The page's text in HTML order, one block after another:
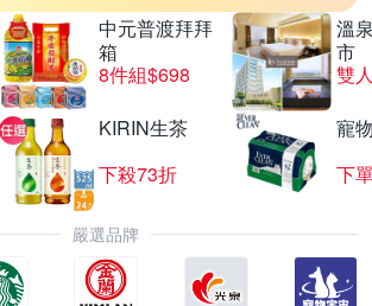
中元普渡拜拜
箱
8件組$698
溫
市
KIRIN生茶
下殺73折
寵
下
嚴選品牌